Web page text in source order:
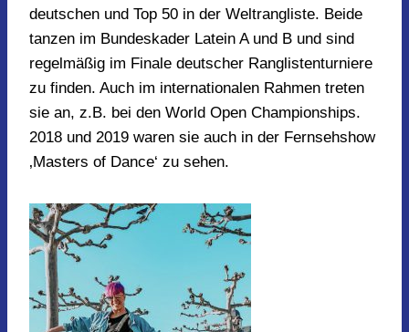
deutschen und Top 50 in der Weltrangliste. Beide
tanzen im Bundeskader Latein A und B und sind
regelmäßig im Finale deutscher Ranglistenturniere
zu finden. Auch im internationalen Rahmen treten
sie an, z.B. bei den World Open Championships.
2018 und 2019 waren sie auch in der Fernsehshow
‚Masters of Dance‘ zu sehen.